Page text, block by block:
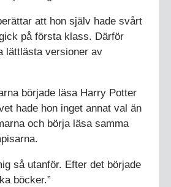
att hon själv hade svårt
på första klass. Därför
lättlästa versioner av
började läsa Harry Potter
hade hon inget annat val än
och börja läsa samma
så utanför. Efter det började
böcker.”